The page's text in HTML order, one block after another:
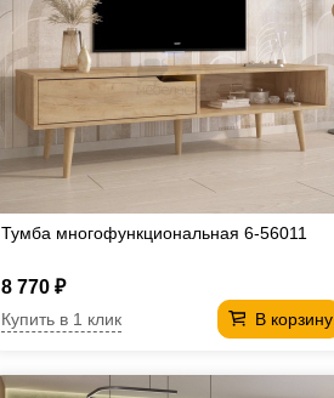
Тумба многофункциональная 6-56011
8 770 ₽
В корзину
Купить в 1 клик